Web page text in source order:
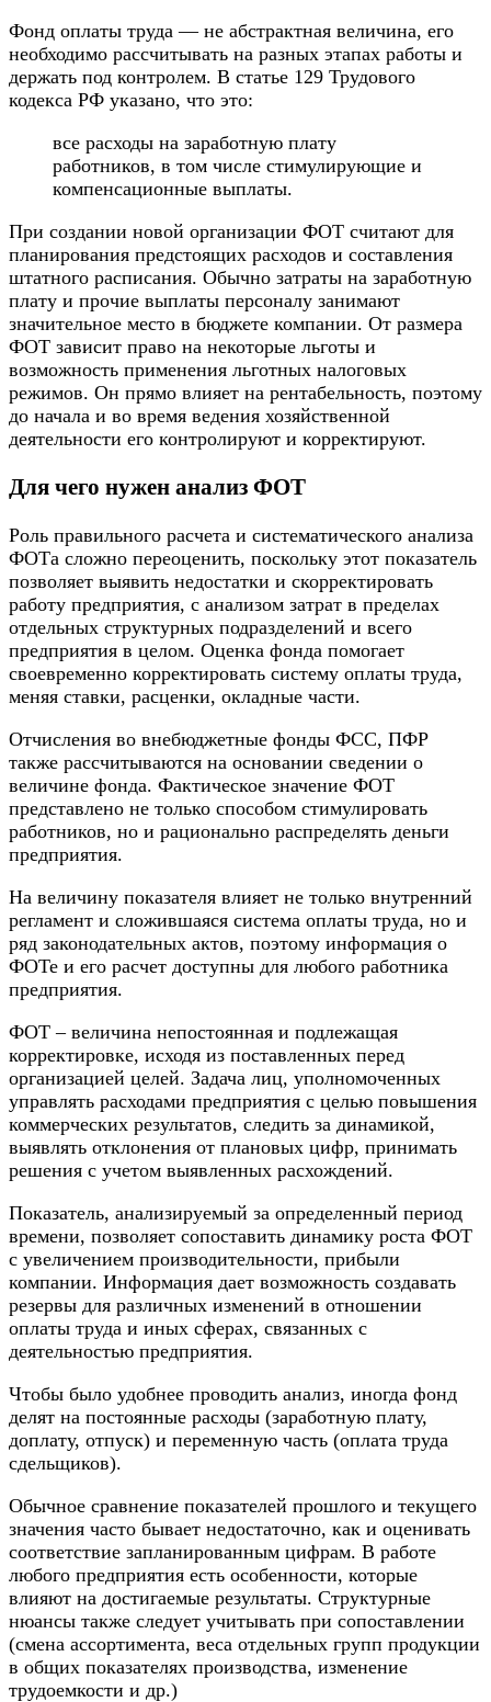
Фонд оплаты труда — не абстрактная величина, его
необходимо рассчитывать на разных этапах работы и
держать под контролем. В статье 129 Трудового
кодекса РФ указано, что это:
все расходы на заработную плату
работников, в том числе стимулирующие и
компенсационные выплаты.
При создании новой организации ФОТ считают для
планирования предстоящих расходов и составления
штатного расписания. Обычно затраты на заработную
плату и прочие выплаты персоналу занимают
значительное место в бюджете компании. От размера
ФОТ зависит право на некоторые льготы и
возможность применения льготных налоговых
режимов. Он прямо влияет на рентабельность, поэтому
до начала и во время ведения хозяйственной
деятельности его контролируют и корректируют.
Для чего нужен анализ ФОТ
Роль правильного расчета и систематического анализа
ФОТа сложно переоценить, поскольку этот показатель
позволяет выявить недостатки и скорректировать
работу предприятия, с анализом затрат в пределах
отдельных структурных подразделений и всего
предприятия в целом. Оценка фонда помогает
своевременно корректировать систему оплаты труда,
меняя ставки, расценки, окладные части.
Отчисления во внебюджетные фонды ФСС, ПФР
также рассчитываются на основании сведении о
величине фонда. Фактическое значение ФОТ
представлено не только способом стимулировать
работников, но и рационально распределять деньги
предприятия.
На величину показателя влияет не только внутренний
регламент и сложившаяся система оплаты труда, но и
ряд законодательных актов, поэтому информация о
ФОТе и его расчет доступны для любого работника
предприятия.
ФОТ – величина непостоянная и подлежащая
корректировке, исходя из поставленных перед
организацией целей. Задача лиц, уполномоченных
управлять расходами предприятия с целью повышения
коммерческих результатов, следить за динамикой,
выявлять отклонения от плановых цифр, принимать
решения с учетом выявленных расхождений.
Показатель, анализируемый за определенный период
времени, позволяет сопоставить динамику роста ФОТ
с увеличением производительности, прибыли
компании. Информация дает возможность создавать
резервы для различных изменений в отношении
оплаты труда и иных сферах, связанных с
деятельностью предприятия.
Чтобы было удобнее проводить анализ, иногда фонд
делят на постоянные расходы (заработную плату,
доплату, отпуск) и переменную часть (оплата труда
сдельщиков).
Обычное сравнение показателей прошлого и текущего
значения часто бывает недостаточно, как и оценивать
соответствие запланированным цифрам. В работе
любого предприятия есть особенности, которые
влияют на достигаемые результаты. Структурные
нюансы также следует учитывать при сопоставлении
(смена ассортимента, веса отдельных групп продукции
в общих показателях производства, изменение
трудоемкости и др.)